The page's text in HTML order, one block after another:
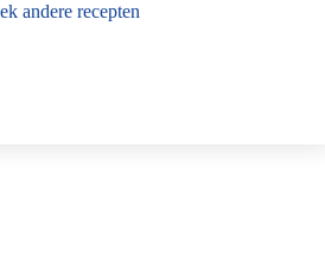
andere recepten